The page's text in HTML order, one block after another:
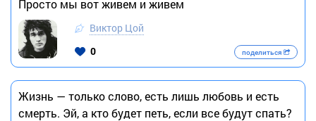
Просто мы вот живем и живем
Виктор Цой
0
поделиться
Жизнь — только слово, есть лишь любовь и есть
смерть. Эй, а кто будет петь, если все будут спать?